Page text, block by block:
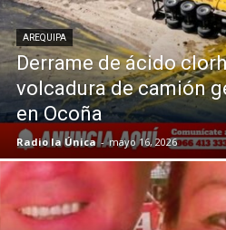
AREQUIPA
Derrame de ácido
volcadura de camión
en Ocoña
Radio la Única - mayo 16, 2026